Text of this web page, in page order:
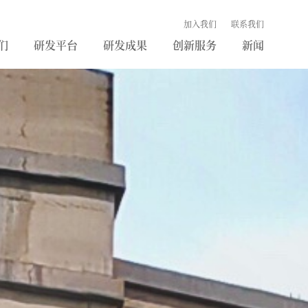
加入我们 联系我们
研发平台 研发成果 创新服务 新闻